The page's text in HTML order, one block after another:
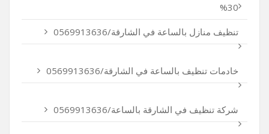
30%
تنظيف منازل بالساعة في الشارقة/0569913636
خادمات تنظيف بالساعة في الشارقة/0569913636
شركة تنظيف في الشارقة بالساعة/0569913636